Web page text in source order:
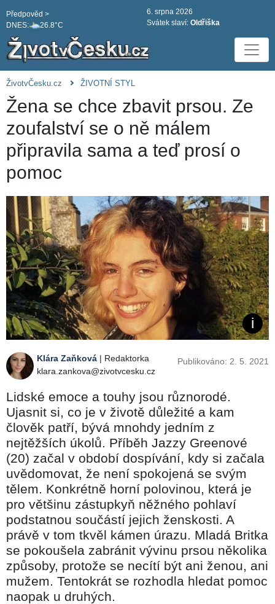
DNES: 26.8°C
Předpověd >
6. srpna 2026
Svátek slaví: Oldřiška
ŽivotvČesku.cz ŽIVOTNÍ STYL
Žena se chce zbavit prsou. Ze
zoufalství se o ně málem
připravila sama a teď prosí o
pomoc
Klára Zaňková | Redaktorka
klara.zankova@zivotvcesku.cz
Publikováno: 2. 5. 2021
Lidské emoce a touhy jsou různorodé.
Ujasnit si, co je v životě důležité a kam
člověk patří, bývá mnohdy jedním z
nejtěžších úkolů. Příběh Jazzy Greenové
(20) začal v období dospívání, kdy si začala
uvědomovat, že není spokojená se svým
tělem. Konkrétně horní polovinou, která je
pro většinu zástupkyň něžného pohlaví
podstatnou součástí jejich ženskosti. A
právě v tom tkvěl kámen úrazu. Mladá Britka
se pokoušela zabránit vývinu prsou několika
způsoby, protože se necítí být ani ženou, ani
mužem. Tentokrát se rozhodla hledat pomoc
naopak u druhých.